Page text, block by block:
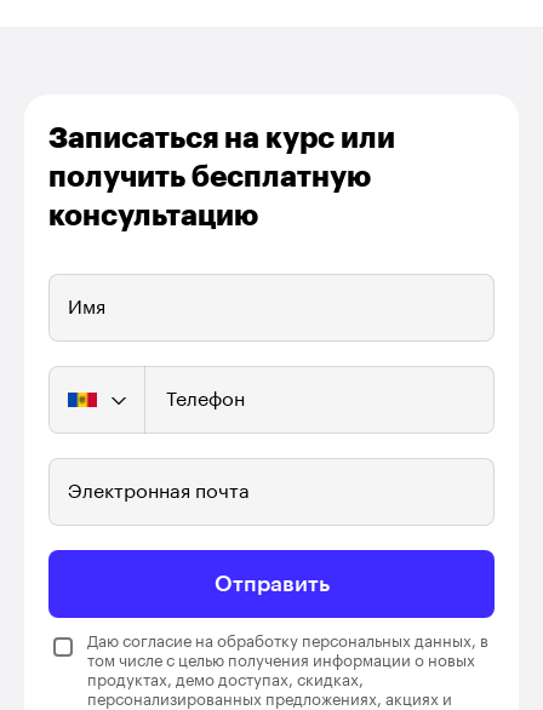
Записаться на курс или
получить бесплатную
консультацию
Имя
Телефон
Электронная почта
Отправить
Даю согласие на обработку персональных данных, в
том числе с целью получения информации о новых
продуктах, демо доступах, скидках,
персонализированных предложениях, акциях и